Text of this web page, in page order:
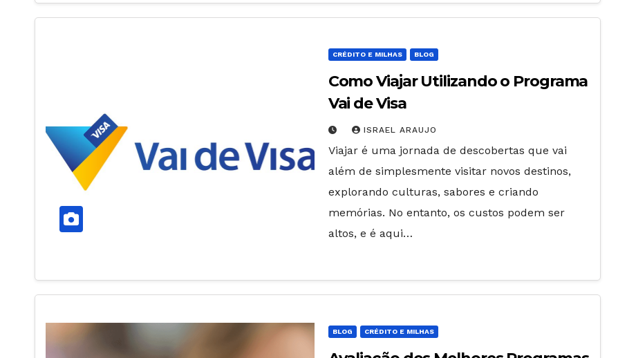
CRÉDITO E MILHAS BLOG
Como Viajar Utilizando o Programa
Vai de Visa
ISRAEL ARAUJO
Viajar é uma jornada de descobertas que vai
além de simplesmente visitar novos destinos,
explorando culturas, sabores e criando
memórias. No entanto, os custos podem ser
altos, e é aqui…
BLOG CRÉDITO E MILHAS